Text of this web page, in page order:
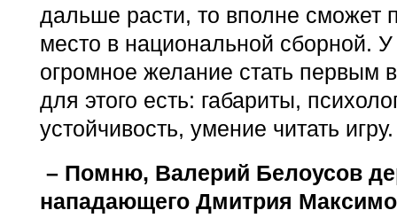
дальше расти, то вполне сможет
место в национальной сборной.
огромное желание стать первым
для этого есть: габариты,
устойчивость, умение читать
– Помню, Валерий Белоусов
нападающего Дмитрия